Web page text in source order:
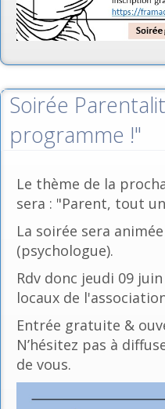
Soirée
programme !"
Le thème de la
sera : "Parent, tout
La soirée sera
(psychologue).
Rdv donc jeudi 09
locaux de
Entrée gratuite &
N’hésitez pas à
de vous.